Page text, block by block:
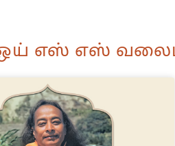
எஸ் எஸ்